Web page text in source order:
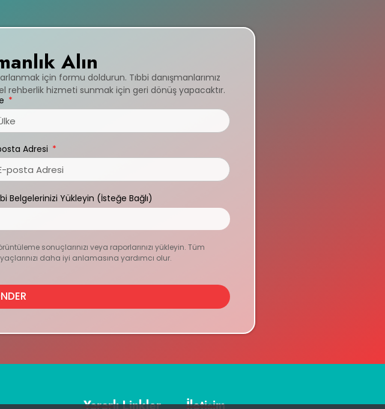
Alın
için formu doldurun. Tıbbi danışmanlarımız
rehberlik hizmeti sunmak için geri dönüş yapacaktır.
Adresi
Belgelerinizi Yükleyin (İsteğe Bağlı)
sonuçlarınızı veya raporlarınızı yükleyin. Tüm
daha iyi anlamasına yardımcı olur.
Yararlı Linkler İletişim